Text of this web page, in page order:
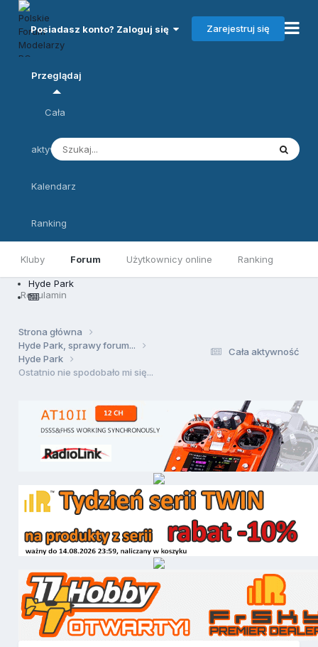
Posiadasz konto? Zaloguj się Zarejestruj się
Przeglądaj
Kluby Forum Użytkownicy online Ranking
Regulamin
Cała
aktywność
Kalendarz
Ranking
Hyde Park
Cała aktywność
Strona główna
Hyde Park, sprawy forum...
Hyde Park
Ostatnio nie spodobało mi się...